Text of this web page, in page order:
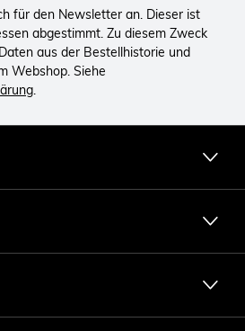
für den Newsletter an. Dieser ist
abgestimmt. Zu diesem Zweck
aus der Bestellhistorie und
Webshop. Siehe
.